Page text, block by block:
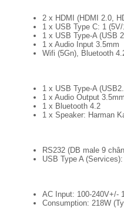
2 x HDMI (HDMI 2.0,
1 x USB Type C: 1
1 x USB Type-A (USB
1 x Audio Input 3.5mm
Wifi (5Gn), Bluetooth
1 x USB Type-A
1 x Audio Output
1 x Bluetooth 4.2
1 x Speaker: Harman
RS232 (DB male 9
USB Type A
AC Input: 100-240V+/-
Consumption: 218W